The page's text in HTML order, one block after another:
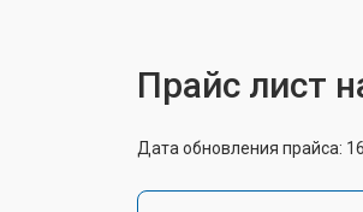
Прайс лист
Дата обновления прайса: